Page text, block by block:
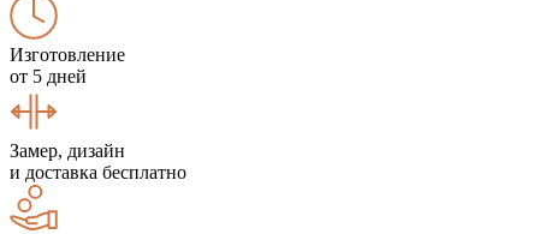
Изготовление
от 5 дней
Замер, дизайн
и доставка бесплатно